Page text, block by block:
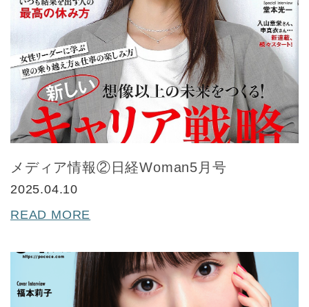
メディア情報②日経Woman5月号
2025.04.10
READ MORE